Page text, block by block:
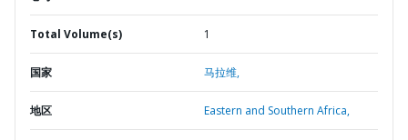
Total Volume(s) 1
国家 马拉维,
地区 Eastern and Southern Africa,